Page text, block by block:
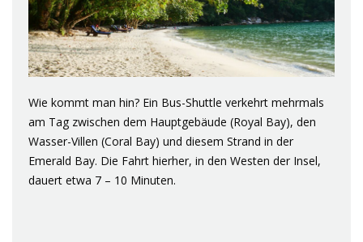
Wie kommt man hin? Ein Bus-Shuttle verkehrt mehrmals
am Tag zwischen dem Hauptgebäude (Royal Bay), den
Wasser-Villen (Coral Bay) und diesem Strand in der
Emerald Bay. Die Fahrt hierher, in den Westen der Insel,
dauert etwa 7 – 10 Minuten.